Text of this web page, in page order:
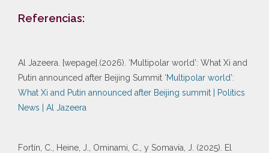
Referencias:
Al Jazeera. [wepage].(2026). ‘Multipolar world’: What Xi and
Putin announced after Beijing Summit ‘Multipolar world’:
What Xi and Putin announced after Beijing summit | Politics
News | Al Jazeera
Fortín, C., Heine, J., Ominami, C., y Somavía, J. (2025). El